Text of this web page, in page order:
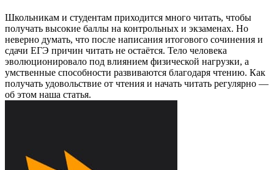
Школьникам и студентам приходится много читать, чтобы
получать высокие баллы на контрольных и экзаменах. Но
неверно думать, что после написания итогового сочинения и
сдачи ЕГЭ причин читать не остаётся. Тело человека
эволюционировало под влиянием физической нагрузки, а
умственные способности развиваются благодаря чтению. Как
получать удовольствие от чтения и начать читать регулярно —
об этом наша статья.